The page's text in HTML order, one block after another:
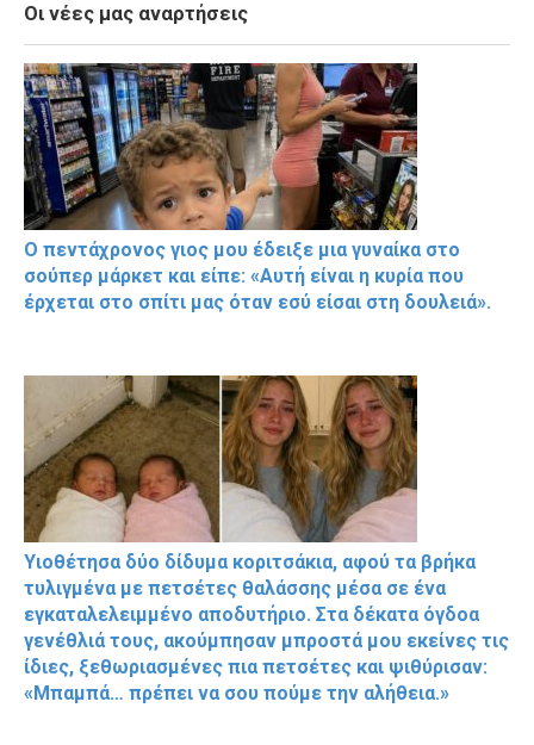
Οι νέες μας αναρτήσεις
Ο πεντάχρονος γιος μου έδειξε μια γυναίκα στο
σούπερ μάρκετ και είπε: «Αυτή είναι η κυρία που
έρχεται στο σπίτι μας όταν εσύ είσαι στη δουλειά».
Υιοθέτησα δύο δίδυμα κοριτσάκια, αφού τα βρήκα
τυλιγμένα με πετσέτες θαλάσσης μέσα σε ένα
εγκαταλελειμμένο αποδυτήριο. Στα δέκατα όγδοα
γενέθλιά τους, ακούμπησαν μπροστά μου εκείνες τις
ίδιες, ξεθωριασμένες πια πετσέτες και ψιθύρισαν:
«Μπαμπά… πρέπει να σου πούμε την αλήθεια.»